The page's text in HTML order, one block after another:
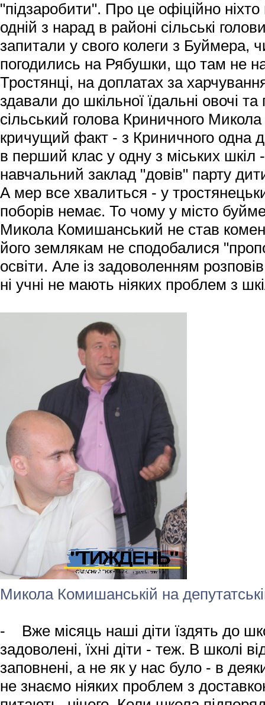
"підзаробити". Про це офіційно
одній з нарад в районі сільські
запитали у свого колеги з Буймера,
погодились на Рябушки, що там не
Тростянці, на доплатах за
здавали до шкільної їдальні овочі
сільський голова Криничного Микола
кричущий факт - з Криничного одна
в перший клас у одну з міських шкіл -
навчальний заклад "довів" парту
А мер все хвалиться - у
поборів немає. То чому у місто
Микола Комишанський не став
його землякам не сподобалися
освіти. Але із задоволенням
ні учні не мають ніяких проблем з
Микола Комишанській на
- Вже місяць наші діти їздять до
задоволені, їхні діти - теж. В школі
заповнені, а не як у нас було - в
не знаємо ніяких проблем з